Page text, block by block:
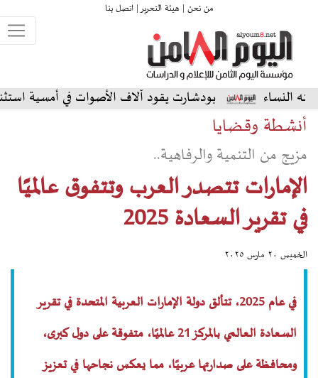
من نحن | هيئة التحرير |اتصل بنا
بودشارت يقود آلاف الأصوات في أمسية استثنائية على
أنشطة وقضايا
مزيج من التنمية والرفاهية..
الإمارات تتصدر العرب وتتفوق عالميًا
في تقرير السعادة 2025
الخميس ٢٠ مارس ٢٠٢٥
في عام 2025، تتألق دولة الإمارات العربية المتحدة في تقرير
السعادة العالمي بالمركز 21 عالميًا، متفوقة على دول كبرى،
ومحافظة على صدارتها عربيًا، مما يعكس نجاحها في تعزيز